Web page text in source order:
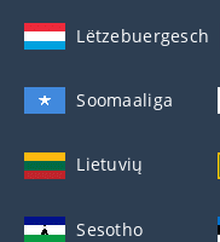
Lëtzebuergesch
Soomaaliga
Lietuvių
Sesotho